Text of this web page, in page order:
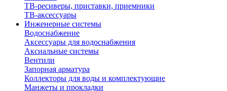
ТВ-ресиверы, приставки, приемники
ТВ-аксессуары
Инженерные системы
Водоснабжение
Аксессуары для водоснабжения
Аксиальные системы
Вентили
Запорная арматура
Коллекторы для воды и комплектующие
Манжеты и прокладки